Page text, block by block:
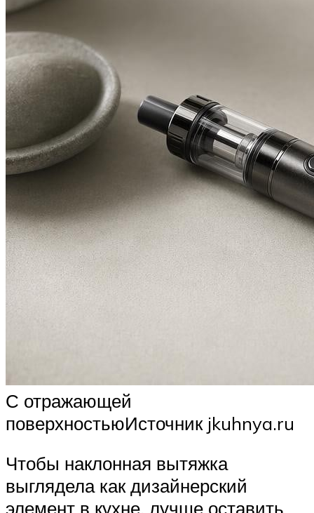
С отражающей
поверхностьюИсточник jkuhnya.ru
Чтобы наклонная вытяжка
выглядела как дизайнерский
элемент в кухне, лучше оставить